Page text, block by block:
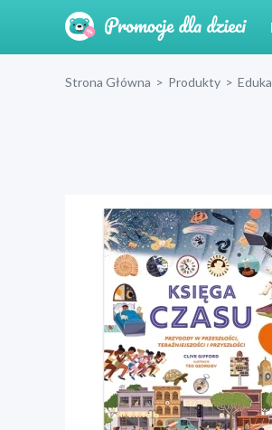
Strona Główna > Produkty >